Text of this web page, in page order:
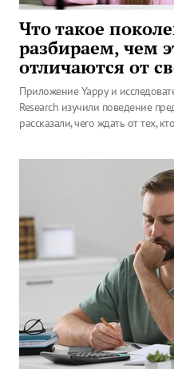
Что такое
разбираем, чем
отличаются от
Приложение Yappy и
Research изучили поведение
рассказали, чего ждать от тех,